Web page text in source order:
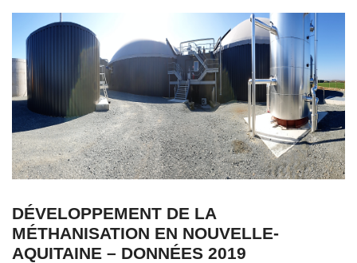
DÉVELOPPEMENT DE LA
MÉTHANISATION EN NOUVELLE-
AQUITAINE – DONNÉES 2019